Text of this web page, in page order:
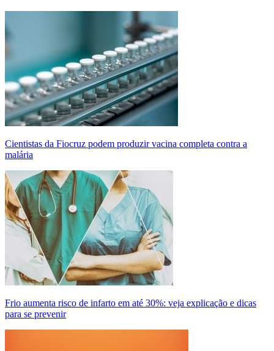
Cientistas da Fiocruz podem produzir vacina completa contra a
malária
Frio aumenta risco de infarto em até 30%: veja explicação e dicas
para se prevenir